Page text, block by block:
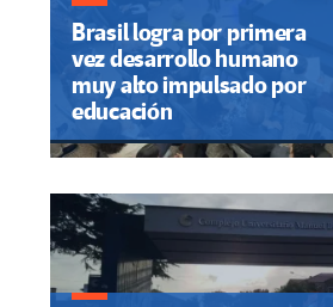
Brasil logra por primera
vez desarrollo humano
muy alto impulsado por
educación